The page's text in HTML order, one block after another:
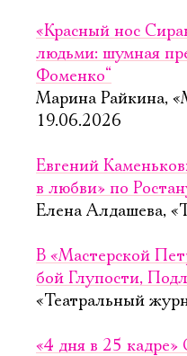
«Красный нос
людьми: шумная
Фоменко“
Марина Райкина,
19.06.2026
Евгений
в любви» по
Елена Алдашева,
В «Мастерской
бой Глупости,
«Театральный
«4 дня в 25